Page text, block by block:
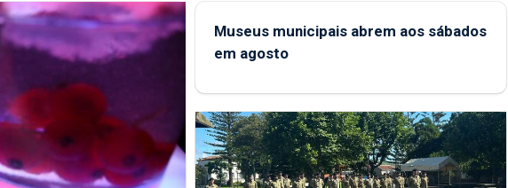
Museus municipais abrem aos sábados
em agosto